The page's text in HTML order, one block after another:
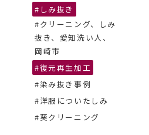
#しみ抜き
#クリーニング、しみ
抜き、愛知洗い人、
岡崎市
#復元再生加工
#染み抜き事例
#洋服についたしみ
#葵クリーニング